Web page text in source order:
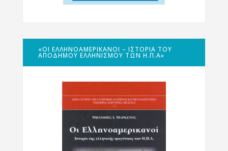
«ΟΙ ΕΛΛΗΝΟΑΜΕΡΙΚΑΝΟΊ – ΙΣΤΟΡΊΑ ΤΟΥ
ΑΠΌΔΗΜΟΥ ΕΛΛΗΝΙΣΜΟΎ ΤΩΝ Η.Π.Α»